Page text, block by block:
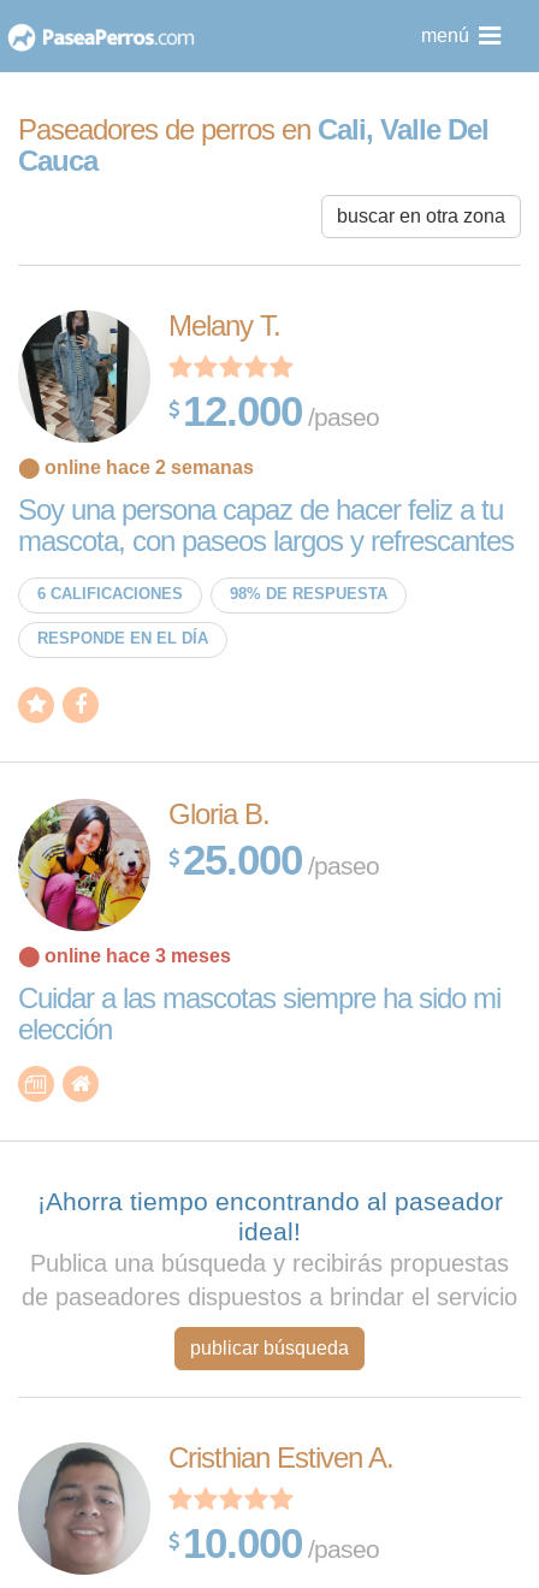
al
menú
Paseadores de perros en Cali, Valle Del
Cauca
buscar en otra zona
Melany T.
12.000 /paseo
⬤ online hace 2 semanas
Soy una persona capaz de hacer feliz a tu
mascota, con paseos largos y refrescantes
6 CALIFICACIONES 98% DE RESPUESTA
RESPONDE EN EL DÍA
Gloria B.
25.000 /paseo
⬤ online hace 3 meses
Cuidar a las mascotas siempre ha sido mi
elección
¡Ahorra tiempo encontrando al paseador
ideal!
Publica una búsqueda y recibirás propuestas
de paseadores dispuestos a brindar el servicio
publicar búsqueda
Cristhian Estiven A.
10.000 /paseo